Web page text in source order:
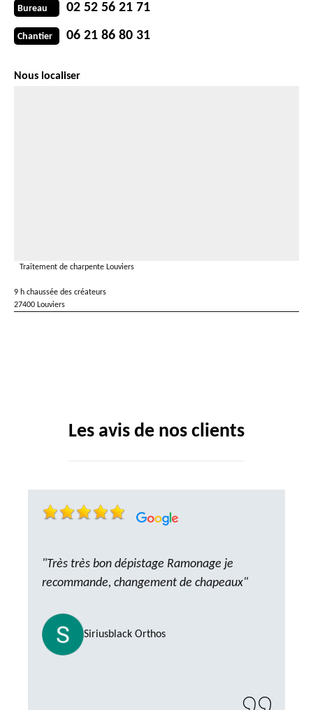
Bureau 02 52 56 21 71
Chantier 06 21 86 80 31
Nous localiser
Traitement de charpente Louviers
9 h chaussée des créateurs
27400 Louviers
Les avis de nos clients
"Très très bon dépistage Ramonage je
recommande, changement de chapeaux"
Siriusblack Orthos